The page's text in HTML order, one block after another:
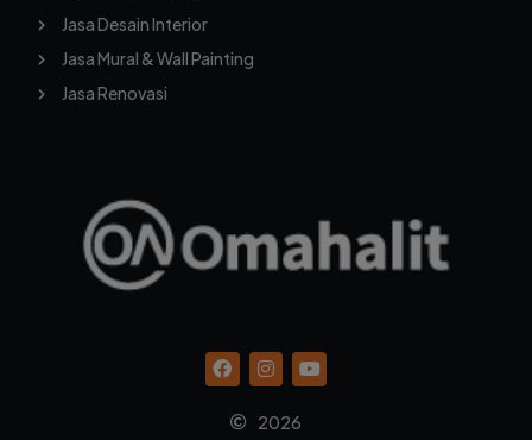
2026
Jasa Desain Interior
Jasa Mural & Wall Painting
Jasa Renovasi